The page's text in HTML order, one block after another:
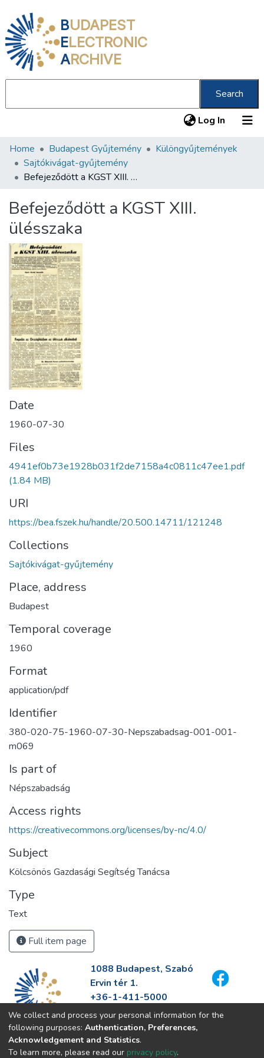
BUDAPEST
ELECTRONIC
ARCHIVE
Search
Log In (current)
Communities & Collections
All of DSpace
About us
Home Budapest Gyűjtemény
Különgyűjtemények
Sajtókivágat-gyűjtemény
Befejeződött a KGST XIII. ülésszaka
Befejeződött a KGST XIII.
ülésszaka
Date
1960-07-30
Files
4941ef0b73e1928b031f2de7158a4c0811c47ee1.pdf
(1.84 MB)
URI
https://bea.fszek.hu/handle/20.500.14711/121248
Collections
Sajtókivágat-gyűjtemény
Place, address
Budapest
Temporal coverage
1960
Format
application/pdf
Identifier
380-020-75-1960-07-30-Nepszabadsag-001-001-
m069
Is part of
Népszabadság
Access rights
https://creativecommons.org/licenses/by-nc/4.0/
Subject
Kölcsönös Gazdasági Segítség Tanácsa
Type
Text
Full item page
1088 Budapest, Szabó
Ervin tér 1.
+36-1-411-5000
info@fszek.hu
https://fszek.hu
We collect and process your personal information for the
following purposes: Authentication, Preferences,
Acknowledgement and Statistics.
To learn more, please read our privacy policy.